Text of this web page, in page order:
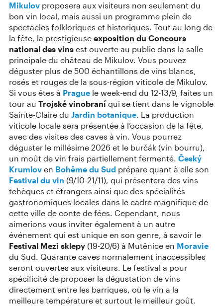
Mikulov proposera aux visiteurs non seulement du
bon vin local, mais aussi un programme plein de
spectacles folkloriques et historiques. Tout au long de
la fête, la prestigieuse exposition du Concours
national des vins est ouverte au public dans la salle
principale du château de Mikulov. Vous pouvez
déguster plus de 500 échantillons de vins blancs,
rosés et rouges de la sous-région viticole de Mikulov.
Si vous êtes à Prague le week-end du 12-13/9, faites un
tour au Trojské vinobraní qui se tient dans le vignoble
Sainte-Claire du Jardin botanique. La production
viticole locale sera présentée à l’occasion de la fête,
avec des visites des caves à vin. Vous pourrez
déguster le millésime 2026 et le burčák (vin bourru),
un moût de vin frais partiellement fermenté. Český
Krumlov en Bohême du Sud prépare quant à elle son
Festival du vin (9/10-21/11), qui présentera des vins
tchèques et étrangers ainsi que des spécialités
gastronomiques locales dans le cadre magnifique de
cette ville de conte de fées. Cependant, nous
aimerions vous inviter également à un autre
événement qui est unique en son genre, à savoir le
Festival Mezi sklepy (19-20/6) à Mutěnice en Moravie
du Sud. Quarante caves normalement inaccessibles
seront ouvertes aux visiteurs. Le festival a pour
spécificité de proposer la dégustation de vins
directement entre les barriques, où le vin a la
meilleure température et surtout le meilleur goût.